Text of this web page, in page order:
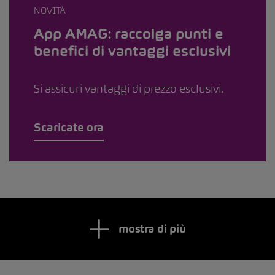
NOVITÀ
App AMAG: raccolga punti e
benefici di vantaggi esclusivi
Si assicuri vantaggi di prezzo esclusivi.
Scaricate ora
mostra di più